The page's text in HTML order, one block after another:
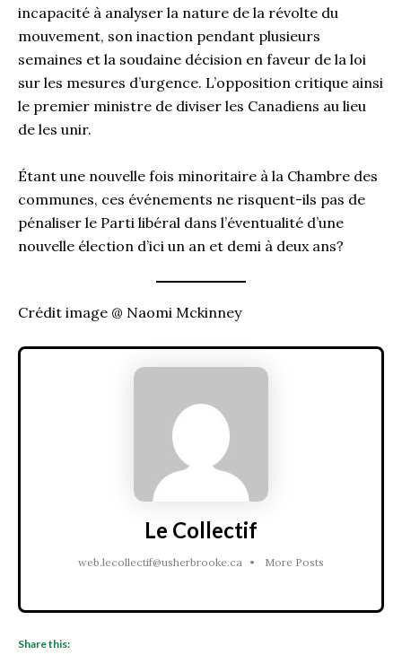
incapacité à analyser la nature de la révolte du
mouvement, son inaction pendant plusieurs
semaines et la soudaine décision en faveur de la loi
sur les mesures d’urgence. L’opposition critique ainsi
le premier ministre de diviser les Canadiens au lieu
de les unir.
Étant une nouvelle fois minoritaire à la Chambre des
communes, ces événements ne risquent-ils pas de
pénaliser le Parti libéral dans l’éventualité d’une
nouvelle élection d’ici un an et demi à deux ans?
Crédit image @ Naomi Mckinney
Le Collectif
web.lecollectif@usherbrooke.ca • More Posts
Share this: